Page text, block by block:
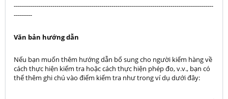
--------------------------------------------------------------------------------------------------
---------
Văn bản hướng dẫn
Nếu bạn muốn thêm hướng dẫn bổ sung cho người kiểm hàng về
cách thực hiện kiểm tra hoặc cách thực hiện phép đo, v.v., bạn có
thể thêm ghi chú vào điểm kiểm tra như trong ví dụ dưới đây: